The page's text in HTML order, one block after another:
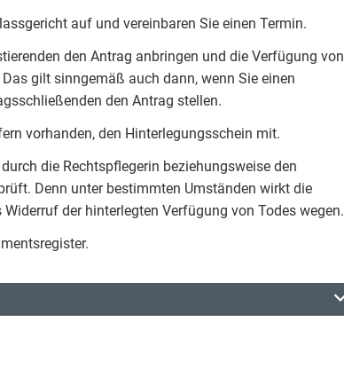
auf und vereinbaren Sie einen Termin.
den Antrag anbringen und die Verfügung von
gilt sinngemäß auch dann, wenn Sie einen
den Antrag stellen.
vorhanden, den Hinterlegungsschein mit.
die Rechtspflegerin beziehungsweise den
Denn unter bestimmten Umständen wirkt die
der hinterlegten Verfügung von Todes wegen.